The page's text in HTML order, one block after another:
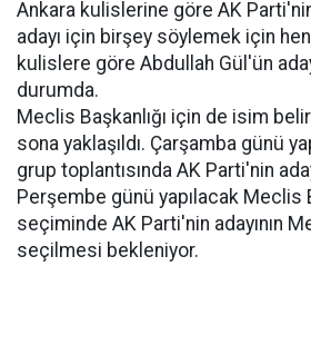
Ankara kulislerine göre AK
adayı için birşey söylemek için
kulislere göre Abdullah Gül'ün
durumda.
Meclis Başkanlığı için de isim
sona yaklaşıldı. Çarşamba günü
grup toplantısında AK Parti'nin
Perşembe günü yapılacak Meclis
seçiminde AK Parti'nin adayının
seçilmesi bekleniyor.